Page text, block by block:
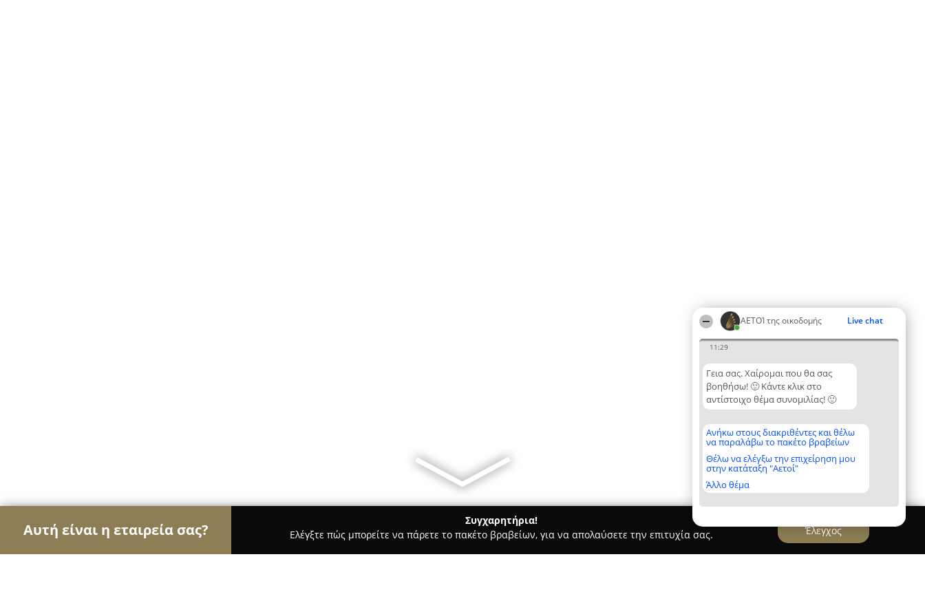
ΑΕΤΟΊ της οικοδομής Live chat
11:29
Γεια σας. Χαίρομαι που θα σας
βοηθήσω! 🙂 Κάντε κλικ στο
αντίστοιχο θέμα συνομιλίας! 🙂
Ανήκω στους διακριθέντες και θέλω
να παραλάβω το πακέτο βραβείων
Θέλω να ελέγξω την επιχείρηση μου
στην κατάταξη "Αετοί"
Άλλο θέμα
Αυτή είναι η εταιρεία σας?
Συγχαρητήρια!
Ελέγξτε πώς μπορείτε να πάρετε το πακέτο βραβείων, για να απολαύσετε την επιτυχία σας.
Έλεγχος